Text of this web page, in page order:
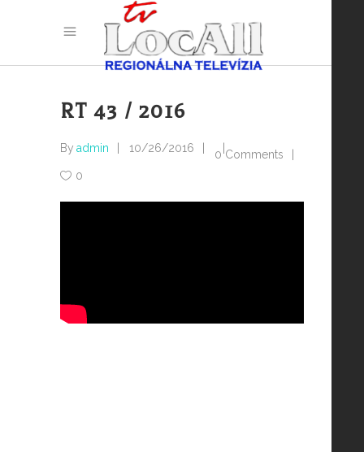
RT 43 / 2016
By admin 10/26/2016
0 Comments
0